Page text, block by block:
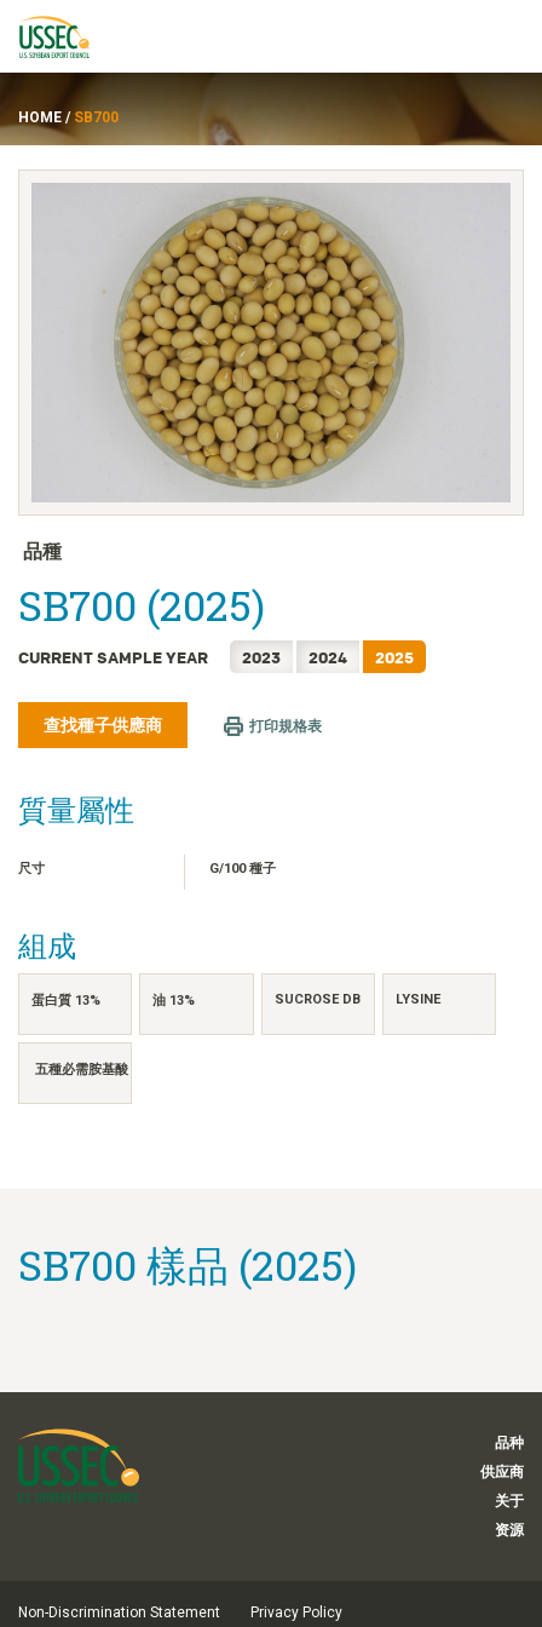
ENGLISH
FRANÇAIS
한국어
简体中文
TIẾNG VIỆT
HOME / SB700
品種
SB700 (2025)
CURRENT SAMPLE YEAR 2023 2024 2025
查找種子供應商 打印規格表
質量屬性
尺寸 G/100 種子
組成
蛋白質 13% 油 13% SUCROSE DB LYSINE
五種必需胺基酸
SB700 樣品 (2025)
品种
供应商
关于
资源
Non-Discrimination Statement Privacy Policy